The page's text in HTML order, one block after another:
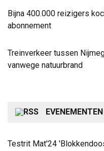
Bijna 400.000 reizigers
abonnement
Treinverkeer tussen
vanwege natuurbrand
EVENEMENTEN
Testrit Mat'24